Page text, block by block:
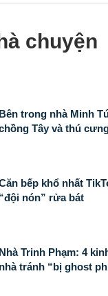
chuyện
Bên trong nhà Minh
Tây và thú
bếp khổ nhất
“đội nón” rửa bát
Nhà Trinh Phạm: 4
nhà tránh “bị ghost